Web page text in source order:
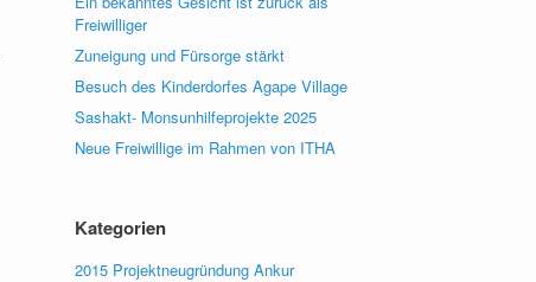
Freiwilliger
Zuneigung und Fürsorge stärkt
Besuch des Kinderdorfes Agape Village
Sashakt- Monsunhilfeprojekte 2025
Neue Freiwillige im Rahmen von ITHA
Kategorien
2015 Projektneugründung Ankur